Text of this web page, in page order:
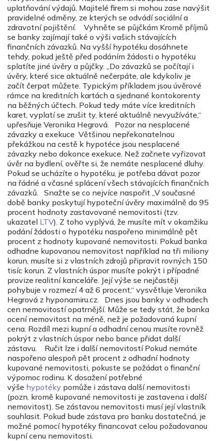
uplatňování výdajů. Majitelé firem si mohou zase navýšit
pravidelné odměny, ze kterých se odvádí sociální a
zdravotní pojištění. Vyhněte se půjčkám Kromě příjmů
se banky zajímají také o výši vašich stávajících
finančních závazků. Na vyšší hypotéku dosáhnete
tehdy, pokud ještě před podáním žádosti o hypotéku
splatíte jiné úvěry a půjčky. „Do závazků se počítají i
úvěry, které sice aktuálně nečerpáte, ale kdykoliv je
začít čerpat můžete. Typickým příkladem jsou úvěrové
rámce na kreditních kartách a sjednané kontokorenty
na běžných účtech. Pokud tedy máte více kreditních
karet, vyplatí se zrušit ty, které aktuálně nevyužíváte,“
upřesňuje Veronika Hegrová. Pozor na nesplacené
závazky a exekuce Většinou nepřekonatelnou
překážkou na cestě k hypotéce jsou nesplacené
závazky nebo dokonce exekuce. Než začnete vyřizovat
úvěr na bydlení, ověřte si, že nemáte nesplacené dluhy.
Pokud se ucházíte o hypotéku, je potřeba dávat pozor
na řádné a včasné splácení všech stávajících finančních
závazků. Snažte se co nejvíce naspořit „V současné
době banky poskytují hypoteční úvěry maximálně do 95
procent hodnoty zastavované nemovitosti (tzv.
ukazatel LTV). Z toho vyplývá, že musíte mít v okamžiku
podání žádosti o hypotéku naspořeno minimálně pět
procent z hodnoty kupované nemovitosti. Pokud banka
odhadne kupovanou nemovitost například na tři miliony
korun, musíte si z vlastních zdrojů připravit rovných 150
tisíc korun. Z vlastních úspor musíte pokrýt i případné
provize realitní kanceláře. Její výše se nejčastěji
pohybuje v rozmezí 4 až 6 procent,“ vysvětluje Veronika
Hegrová z hyponamiru.cz. Dnes jsou banky v odhadech
cen nemovitostí opatrnější. Může se tedy stát, že banka
ocení nemovitost na méně, než je požadovaná kupní
cena. Rozdíl mezi kupní a odhadní cenou musíte rovněž
pokrýt z vlastních úspor nebo bance přidat další
zástavu. Ručit lze i další nemovitostí Pokud nemáte
naspořeno alespoň pět procent z odhadní hodnoty
kupované nemovitosti, pokuste se požádat o finanční
výpomoc rodinu. K dosažení potřebné
výše hypotéky pomůže i zástava další nemovitosti
(pozn. kromě kupované nemovitosti je zastavena i další
nemovitost). Se zástavou nemovitosti musí její vlastník
souhlasit. Pokud bude zástava pro banku dostatečná, je
možné pomocí hypotéky financovat celou požadovanou
kupní cenu nemovitosti.